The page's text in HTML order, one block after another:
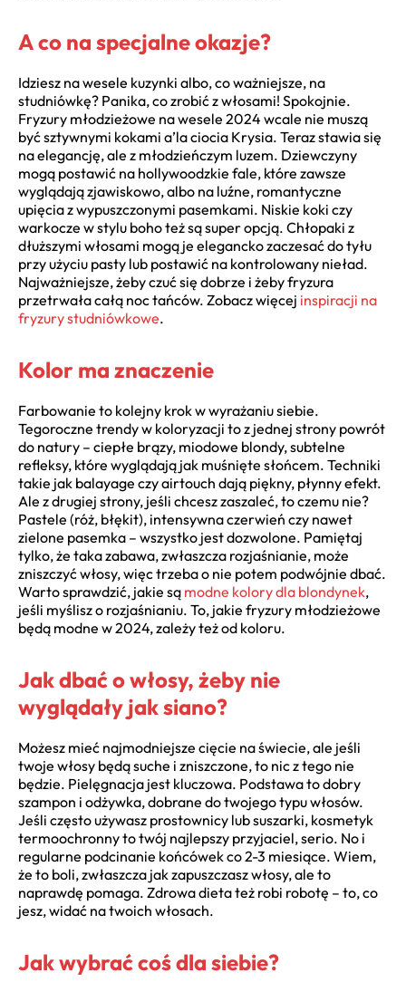
A co na specjalne okazje?
Idziesz na wesele kuzynki albo, co ważniejsze, na
studniówkę? Panika, co zrobić z włosami! Spokojnie.
Fryzury młodzieżowe na wesele 2024 wcale nie muszą
być sztywnymi kokami a’la ciocia Krysia. Teraz stawia się
na elegancję, ale z młodzieńczym luzem. Dziewczyny
mogą postawić na hollywoodzkie fale, które zawsze
wyglądają zjawiskowo, albo na luźne, romantyczne
upięcia z wypuszczonymi pasemkami. Niskie koki czy
warkocze w stylu boho też są super opcją. Chłopaki z
dłuższymi włosami mogą je elegancko zaczesać do tyłu
przy użyciu pasty lub postawić na kontrolowany nieład.
Najważniejsze, żeby czuć się dobrze i żeby fryzura
przetrwała całą noc tańców. Zobacz więcej inspiracji na
fryzury studniówkowe.
Kolor ma znaczenie
Farbowanie to kolejny krok w wyrażaniu siebie.
Tegoroczne trendy w koloryzacji to z jednej strony powrót
do natury – ciepłe brązy, miodowe blondy, subtelne
refleksy, które wyglądają jak muśnięte słońcem. Techniki
takie jak balayage czy airtouch dają piękny, płynny efekt.
Ale z drugiej strony, jeśli chcesz zaszaleć, to czemu nie?
Pastele (róż, błękit), intensywna czerwień czy nawet
zielone pasemka – wszystko jest dozwolone. Pamiętaj
tylko, że taka zabawa, zwłaszcza rozjaśnianie, może
zniszczyć włosy, więc trzeba o nie potem podwójnie dbać.
Warto sprawdzić, jakie są modne kolory dla blondynek,
jeśli myślisz o rozjaśnianiu. To, jakie fryzury młodzieżowe
będą modne w 2024, zależy też od koloru.
Jak dbać o włosy, żeby nie
wyglądały jak siano?
Możesz mieć najmodniejsze cięcie na świecie, ale jeśli
twoje włosy będą suche i zniszczone, to nic z tego nie
będzie. Pielęgnacja jest kluczowa. Podstawa to dobry
szampon i odżywka, dobrane do twojego typu włosów.
Jeśli często używasz prostownicy lub suszarki, kosmetyk
termoochronny to twój najlepszy przyjaciel, serio. No i
regularne podcinanie końcówek co 2-3 miesiące. Wiem,
że to boli, zwłaszcza jak zapuszczasz włosy, ale to
naprawdę pomaga. Zdrowa dieta też robi robotę – to, co
jesz, widać na twoich włosach.
Jak wybrać coś dla siebie?